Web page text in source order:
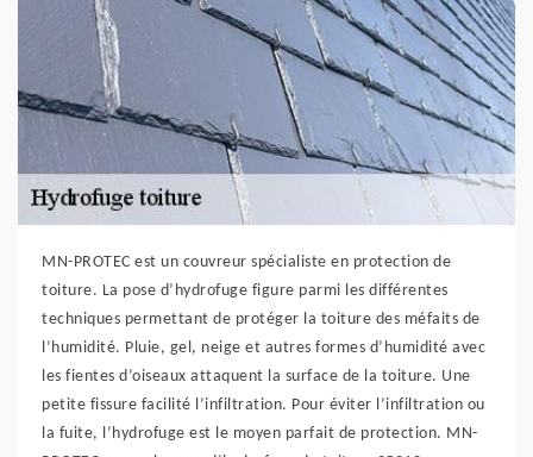
MN-PROTEC est un couvreur spécialiste en protection de
toiture. La pose d’hydrofuge figure parmi les différentes
techniques permettant de protéger la toiture des méfaits de
l’humidité. Pluie, gel, neige et autres formes d’humidité avec
les fientes d’oiseaux attaquent la surface de la toiture. Une
petite fissure facilité l’infiltration. Pour éviter l’infiltration ou
la fuite, l’hydrofuge est le moyen parfait de protection. MN-